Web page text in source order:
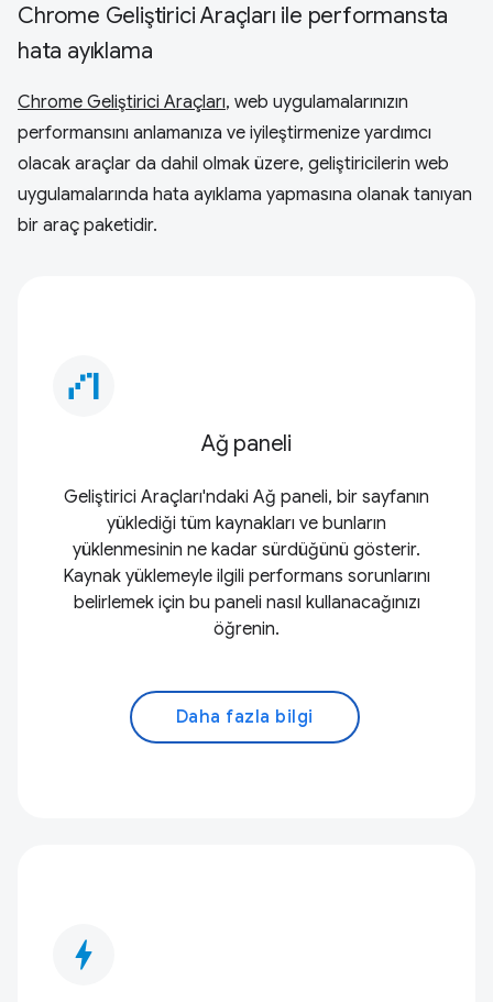
Chrome Geliştirici Araçları ile performansta
hata ayıklama
Chrome Geliştirici Araçları, web uygulamalarınızın
performansını anlamanıza ve iyileştirmenize yardımcı
olacak araçlar da dahil olmak üzere, geliştiricilerin web
uygulamalarında hata ayıklama yapmasına olanak tanıyan
bir araç paketidir.
waterfall_chart
Ağ paneli
Geliştirici Araçları'ndaki Ağ paneli, bir sayfanın
yüklediği tüm kaynakları ve bunların
yüklenmesinin ne kadar sürdüğünü gösterir.
Kaynak yüklemeyle ilgili performans sorunlarını
belirlemek için bu paneli nasıl kullanacağınızı
öğrenin.
Daha fazla bilgi
bolt